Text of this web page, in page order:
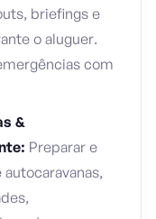
briefings e
o aluguer.
com
&
Preparar e